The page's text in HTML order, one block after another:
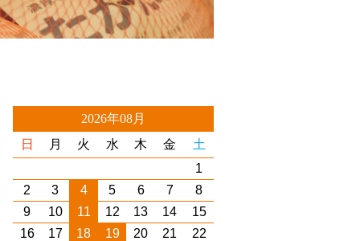
2026年08月
日
月 火 水 木 金
土
1
2
3 4 5 6 7
8
9
10 11 12 13 14
15
16
17 18 19 20 21
22